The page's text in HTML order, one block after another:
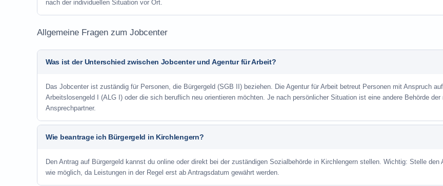
nach der individuellen Situation vor Ort.
Allgemeine Fragen zum Jobcenter
Was ist der Unterschied zwischen Jobcenter und Agentur für Arbeit?
Das Jobcenter ist zuständig für Personen, die Bürgergeld (SGB II) beziehen. Die Agentur für Arbeit betreut Personen mit Anspruch auf
Arbeitslosengeld I (ALG I) oder die sich beruflich neu orientieren möchten. Je nach persönlicher Situation ist eine andere Behörde der
Ansprechpartner.
Wie beantrage ich Bürgergeld in Kirchlengern?
Den Antrag auf Bürgergeld kannst du online oder direkt bei der zuständigen Sozialbehörde in Kirchlengern stellen. Wichtig: Stelle den
wie möglich, da Leistungen in der Regel erst ab Antragsdatum gewährt werden.